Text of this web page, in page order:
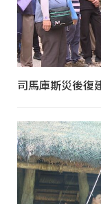
司馬庫斯災後復